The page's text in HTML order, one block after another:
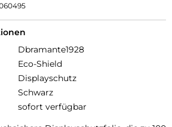
Dbramante1928
Eco-Shield
Displayschutz
Schwarz
sofort verfügbar